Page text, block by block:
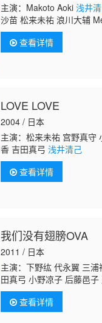
主演：Makoto Aoki 浅井
沙苗 松来未祐 浪川大辅
麻美子 大原沙耶香 清水香
一 Mayumi Yoshida
查看详情
LOVE LOVE
2004 / 日本
主演：松来未祐 宫野真守
香 吉田真弓 浅井清己
查看详情
我们没有翅膀OVA
2011 / 日本
主演：下野纮 代永翼 三
田真弓 小野凉子 后藤邑子
己高桥智秋 中岛沙树 萩原
子 友永朱音 大津田裕美
聪 荻原秀树 石川英郎
查看详情